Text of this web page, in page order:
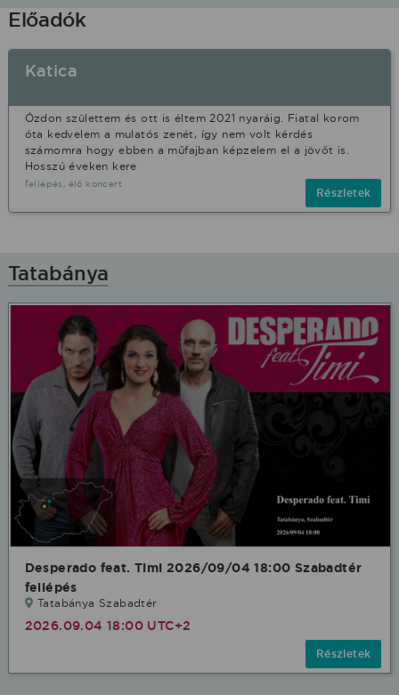
Előadók
Katica
Ózdon születtem és ott is éltem 2021 nyaráig. Fiatal korom
óta kedvelem a mulatós zenét, így nem volt kérdés
számomra hogy ebben a műfajban képzelem el a jövőt is.
Hosszú éveken kere
fellépés, élő koncert
Részletek
Tatabánya
Desperado feat. Timi 2026/09/04 18:00 Szabadtér
fellépés
Tatabánya Szabadtér
2026.09.04 18:00 UTC+2
Részletek